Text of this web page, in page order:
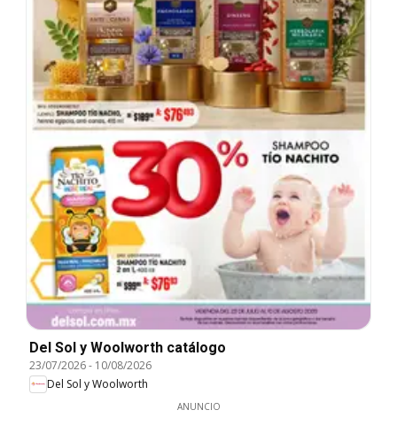
Del Sol y Woolworth catálogo
23/07/2026- 10/08/2026
Del Sol y Woolworth
ANUNCIO